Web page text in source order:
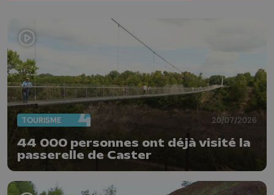
TOURISME 20/07/2026
44 000 personnes ont déjà visité la
passerelle de Caster